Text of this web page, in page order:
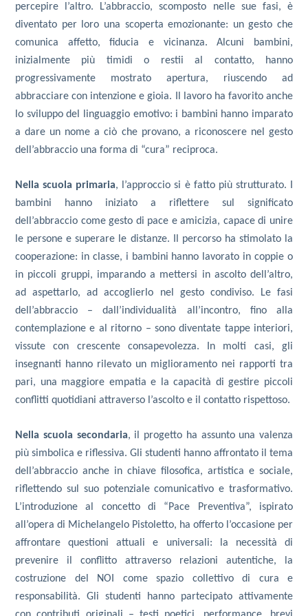
percepire l’altro. L’abbraccio, scomposto nelle sue fasi, è
diventato per loro una scoperta emozionante: un gesto che
comunica affetto, fiducia e vicinanza. Alcuni bambini,
inizialmente più timidi o restii al contatto, hanno
progressivamente mostrato apertura, riuscendo ad
abbracciare con intenzione e gioia. Il lavoro ha favorito anche
lo sviluppo del linguaggio emotivo: i bambini hanno imparato
a dare un nome a ciò che provano, a riconoscere nel gesto
dell’abbraccio una forma di “cura” reciproca.
Nella scuola primaria, l’approccio si è fatto più strutturato. I
bambini hanno iniziato a riflettere sul significato
dell’abbraccio come gesto di pace e amicizia, capace di unire
le persone e superare le distanze. Il percorso ha stimolato la
cooperazione: in classe, i bambini hanno lavorato in coppie o
in piccoli gruppi, imparando a mettersi in ascolto dell’altro,
ad aspettarlo, ad accoglierlo nel gesto condiviso. Le fasi
dell’abbraccio – dall’individualità all’incontro, fino alla
contemplazione e al ritorno – sono diventate tappe interiori,
vissute con crescente consapevolezza. In molti casi, gli
insegnanti hanno rilevato un miglioramento nei rapporti tra
pari, una maggiore empatia e la capacità di gestire piccoli
conflitti quotidiani attraverso l’ascolto e il contatto rispettoso.
Nella scuola secondaria, il progetto ha assunto una valenza
più simbolica e riflessiva. Gli studenti hanno affrontato il tema
dell’abbraccio anche in chiave filosofica, artistica e sociale,
riflettendo sul suo potenziale comunicativo e trasformativo.
L’introduzione al concetto di “Pace Preventiva”, ispirato
all’opera di Michelangelo Pistoletto, ha offerto l’occasione per
affrontare questioni attuali e universali: la necessità di
prevenire il conflitto attraverso relazioni autentiche, la
costruzione del NOI come spazio collettivo di cura e
responsabilità. Gli studenti hanno partecipato attivamente